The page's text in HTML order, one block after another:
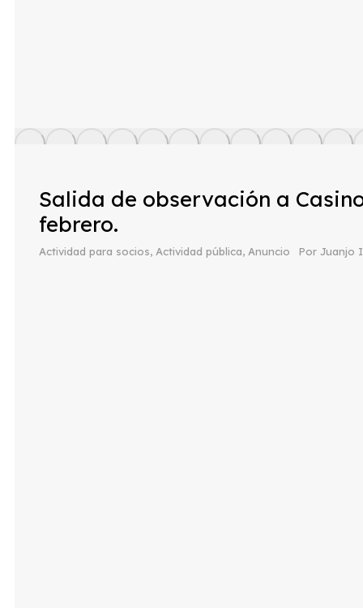
Salida de observación a
febrero.
Actividad para socios, Actividad pública, Anuncio Por Juanjo